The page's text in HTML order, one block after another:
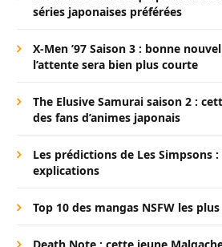
séries japonaises préférées
X-Men ’97 Saison 3 : bonne
l’attente sera bien plus courte
The Elusive Samurai saison 2 :
des fans d’animes japonais
Les prédictions de Les Simpsons
explications
Top 10 des mangas NSFW les